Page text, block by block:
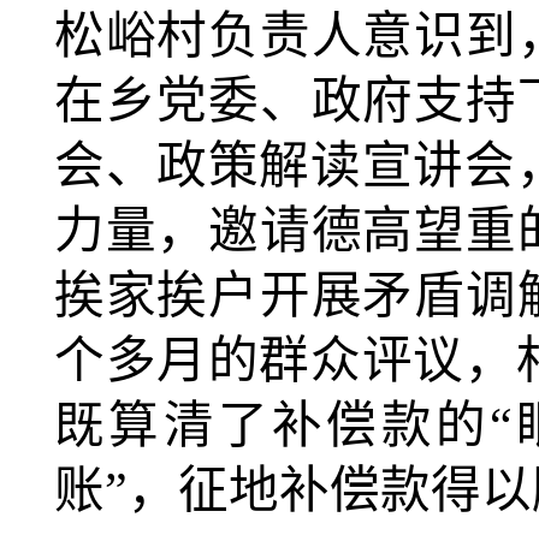
松峪村负责人意识到
在乡党委、政府支持
会、政策解读宣讲会
力量，邀请德高望重
挨家挨户开展矛盾调
个多月的群众评议，
既算清了补偿款的
账”，征地补偿款得